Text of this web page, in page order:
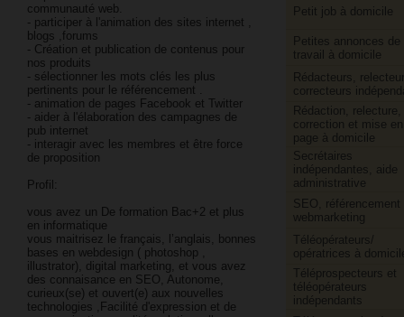
Petit job à domicile
Petites annonces de
travail à domicile
Rédacteurs,
correcteurs
Rédaction, relecture,
correction et mise en
page à domicile
Secrétaires
indépendantes, aide
administrative
SEO, référencement
webmarketing
Téléopérateurs/​
opératrices à
Téléprospecteurs et
téléopérateurs
indépendants
communauté web.
- participer à l'animation des sites internet ,
blogs ,forums
- Création et publication de contenus pour
nos produits
- sélectionner les mots clés les plus
pertinents pour le référencement .
- animation de pages Facebook et Twitter
- aider à l'élaboration des campagnes de
pub internet
- interagir avec les membres et être force
de proposition
Profil:
vous avez un De formation Bac+2 et plus
en informatique
vous maitrisez le français, l’anglais, bonnes
bases en webdesign ( photoshop ,
illustrator), digital marketing, et vous avez
des connaisance en SEO, Autonome,
curieux(se) et ouvert(e) aux nouvelles
technologies ,Facilité d'expression et de